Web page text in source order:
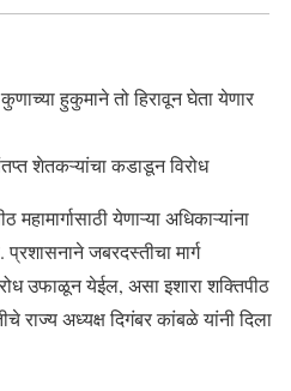
हुकुमाने तो हिरावून घेता येणार
शेतकऱ्यांचा कडाडून विरोध
येणाऱ्या अधिकाऱ्यांना
जबरदस्तीचा मार्ग
उफाळून येईल, असा इशारा शक्तिपीठ
राज्य अध्यक्ष दिगंबर कांबळे यांनी दिला